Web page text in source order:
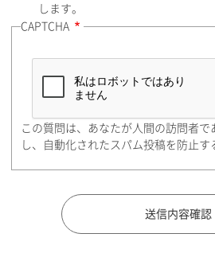
住所検索
都道府県（勤務先）
します。
CAPTCHA
この質問は、あなたが人間の訪問者で
し、自動化されたスパム投稿を防止す